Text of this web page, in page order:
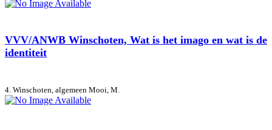
VVV/ANWB Winschoten, Wat is het imago en wat is de
identiteit
4. Winschoten, algemeen Mooi, M.